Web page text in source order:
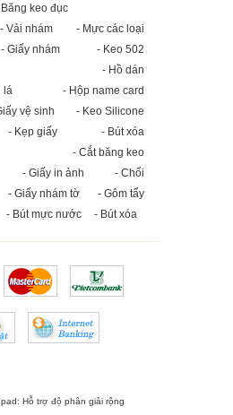
keo đục
- Vải nhám
- Mực các loại
- Giấy nhám
- Keo 502
- Hồ dán
lá
- Hộp name card
vệ sinh
- Keo Silicone
- Kẹp giấy
- Bút xóa
- Cắt băng keo
- Giấy in ảnh
- Chổi
- Giấy nhám tờ
- Gôm tẩy
- Bút mực nước - Bút xóa
Hỗ trợ độ phân giải rộng